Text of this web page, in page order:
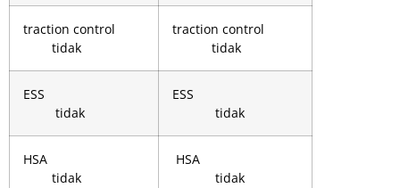
traction control
tidak
traction control
tidak
ESS
tidak
ESS
tidak
HSA
tidak
HSA
tidak